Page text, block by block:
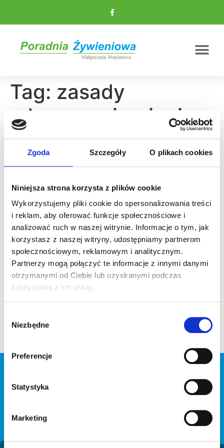
Zgoda Szczegóły O plikach cookies
Niniejsza strona korzysta z plików cookie
Wykorzystujemy pliki cookie do spersonalizowania treści
i reklam, aby oferować funkcje społecznościowe i
analizować ruch w naszej witrynie. Informacje o tym, jak
korzystasz z naszej witryny, udostępniamy partnerom
społecznościowym, reklamowym i analitycznym.
Partnerzy mogą połączyć te informacje z innymi danymi
otrzymanymi od Ciebie lub uzyskanymi podczas
korzystania z ich usług.
zgody
Niezbędne
Preferencje
Statystyka
Marketing
Tag: zasady
zdrowego żywienia
Jak kontrolować głód?
Aby skutecznie chudnąć pierwszą rzeczą, na którą
będziesz potrafił/ potrafiła nad nim zapanować, cały
proces utraty masy ciała będzie przebiegał skutecznie i